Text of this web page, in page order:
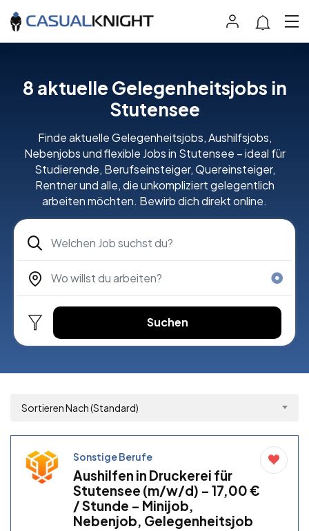
8 aktuelle Gelegenheitsjobs in
Stutensee
Finde aktuelle Gelegenheitsjobs, Aushilfsjobs,
Nebenjobs und flexible Jobs in Stutensee – ideal für
Studierende, Berufseinsteiger, Quereinsteiger,
Rentner und alle, die unkompliziert gelegentlich
arbeiten möchten. Bewirb dich direkt online.
Suchen
Sortieren Nach (Standard)
Sonstige Berufe
Aushilfen in Druckerei für
Stutensee (m/w/d) – 17,00 €
/ Stunde – Minijob,
Nebenjob, Gelegenheitsjob